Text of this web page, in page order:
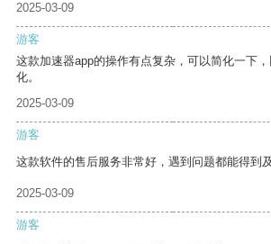
2025-03-09
游客
这款加速器app的操作有点复杂，可以简化一下
化。
2025-03-09
游客
这款软件的售后服务非常好，遇到问题都能得到及
2025-03-09
游客